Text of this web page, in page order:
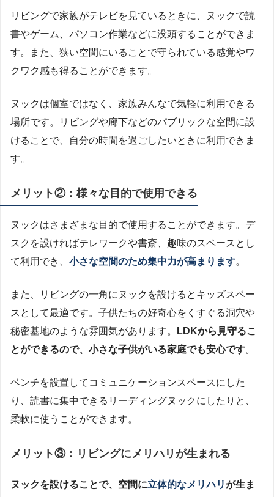
リビングで家族がテレビを見ているときに、ヌックで読
書やゲーム、パソコン作業などに没頭することができま
す。また、狭い空間にいることで守られている感覚やワ
クワク感も得ることができます。
ヌックは個室ではなく、家族みんなで気軽に利用できる
場所です。リビングや廊下などのパブリックな空間に設
けることで、自分の時間を過ごしたいときに利用できま
す。
メリット②：様々な目的で使用できる
ヌックはさまざまな目的で使用することができます。デ
スクを設ければテレワークや書斎、趣味のスペースとし
て利用でき、 小さな空間のため集中力が高まります。
また、リビングの一角にヌックを設けるとキッズスペー
スとして最適です。子供たちの好奇心をくすぐる洞穴や
秘密基地のような雰囲気があります。
LDKから見守るこ
とができるので、小さな子供がいる家庭でも安心です。
ベンチを設置してコミュニケーションスペースにした
り、読書に集中できるリーディングヌックにしたりと、
柔軟に使うことができます。
メリット③：リビングにメリハリが生まれる
ヌックを設けることで、空間に立体的なメリハリが生ま